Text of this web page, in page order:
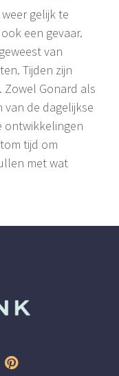
gelijk te
een gevaar.
van
Tijden zijn
Zowel Gonard als
de dagelijkse
ontwikkelingen
tijd om
met wat